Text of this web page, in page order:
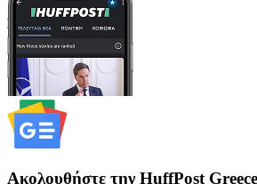
Ακολουθήστε την HuffPost